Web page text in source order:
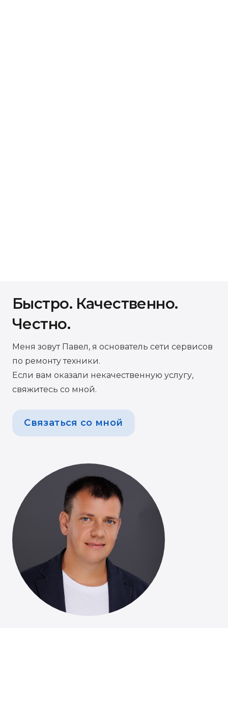
Быстро. Качественно.
Честно.
Меня зовут Павел, я основатель сети сервисов
по ремонту техники.
Если вам оказали некачественную услугу,
свяжитесь со мной.
Связаться со мной